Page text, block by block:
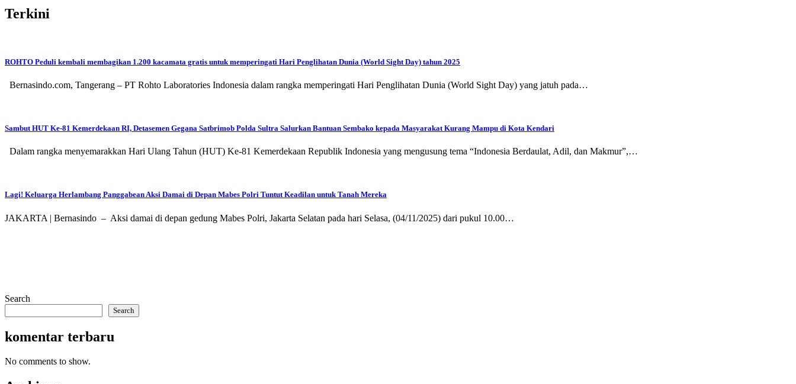
Terkini
ROHTO Peduli kembali membagikan 1.200 kacamata gratis untuk memperingati Hari Penglihatan Dunia (World Sight Day) tahun 2025
Bernasindo.com, Tangerang – PT Rohto Laboratories Indonesia dalam rangka memperingati Hari Penglihatan Dunia (World Sight Day) yang jatuh pada…
Sambut HUT Ke-81 Kemerdekaan RI, Detasemen Gegana Satbrimob Polda Sultra Salurkan Bantuan Sembako kepada Masyarakat Kurang Mampu di Kota Kendari
Dalam rangka menyemarakkan Hari Ulang Tahun (HUT) Ke-81 Kemerdekaan Republik Indonesia yang mengusung tema “Indonesia Berdaulat, Adil, dan Makmur”,…
Lagi! Keluarga Herlambang Panggabean Aksi Damai di Depan Mabes Polri Tuntut Keadilan untuk Tanah Mereka
JAKARTA | Bernasindo – Aksi damai di depan gedung Mabes Polri, Jakarta Selatan pada hari Selasa, (04/11/2025) dari pukul 10.00…
Search
Search
komentar terbaru
No comments to show.